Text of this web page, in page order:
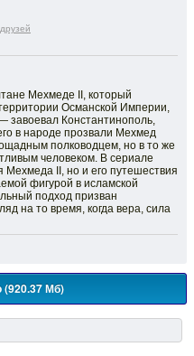
друзей
Мехмеде II, который
Османской Империи,
завоевал Константинополь,
в народе прозвали Мехмед
полководцем, но в то же
человеком. В сериале
Мехмеда II, но и его путешествия
фигурой в исламской
подход призван
на то время, когда вера, сила
(920.37 Мб)